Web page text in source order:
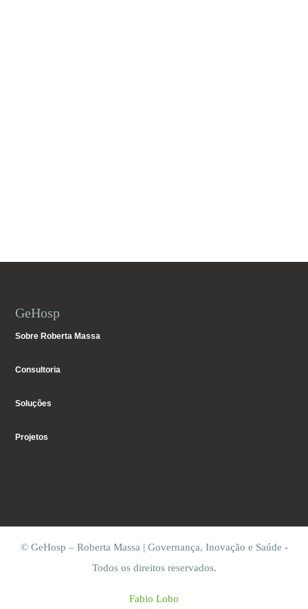
GeHosp
Sobre Roberta Massa
Consultoria
Soluções
Projetos
© GeHosp – Roberta Massa | Governança, Inovação e Saúde -
Todos os direitos reservados.
Fabio Lobo